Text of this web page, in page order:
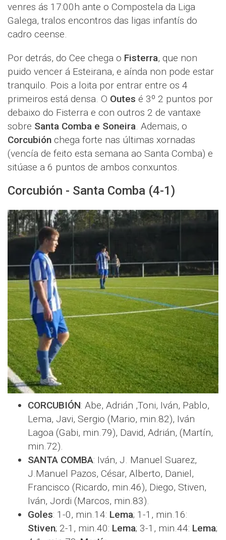
venres ás 17:00h ante o Compostela da Liga
Galega, tralos encontros das ligas infantís do
cadro ceense.
Por detrás, do Cee chega o Fisterra, que non
puido vencer á Esteirana, e aínda non pode estar
tranquilo. Pois a loita por entrar entre os 4
primeiros está densa. O Outes é 3º 2 puntos por
debaixo do Fisterra e con outros 2 de vantaxe
sobre Santa Comba e Soneira. Ademais, o
Corcubión chega forte nas últimas xornadas
(vencía de feito esta semana ao Santa Comba) e
sitúase a 6 puntos de ambos conxuntos.
Corcubión - Santa Comba (4-1)
CORCUBIÓN: Abe, Adrián ,Toni, Iván, Pablo,
Lema, Javi, Sergio (Mario, min.82), Iván
Lagoa (Gabi, min.79), David, Adrián, (Martín,
min.72).
SANTA COMBA: Iván, J. Manuel Suarez,
J.Manuel Pazos, César, Alberto, Daniel,
Francisco (Ricardo, min.46), Diego, Stiven,
Iván, Jordi (Marcos, min.83).
Goles: 1-0, min.14: Lema; 1-1, min.16:
Stiven; 2-1, min.40: Lema; 3-1, min.44: Lema;